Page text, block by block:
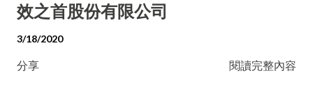
效之首股份有限公司
3/18/2020
分享 閱讀完整內容